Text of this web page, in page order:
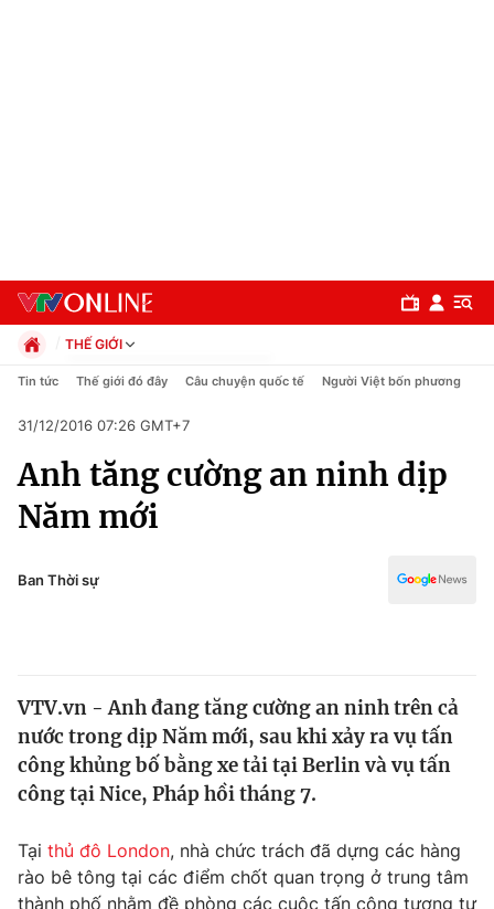
Chuyên mục
Chính trị
Thế giới
Tin tức
Thế giới đó đây
Câu chuyện quốc tế
Tài chính
Dữ liệu và đời sống
THẾ GIỚI
Chính trị
Pháp luật
Kinh tế
Thể thao
Truyền hình
Y tế
Tin tức Thế giới đó đây Câu chuyện quốc tế Người Việt bốn phương
31/12/2016 07:26 GMT+7
Anh tăng cường an ninh dịp
Năm mới
Ban Thời sự
VTV.vn - Anh đang tăng cường an ninh trên cả
nước trong dịp Năm mới, sau khi xảy ra vụ tấn
công khủng bố bằng xe tải tại Berlin và vụ tấn
công tại Nice, Pháp hồi tháng 7.
Tại thủ đô London, nhà chức trách đã dựng các hàng
rào bê tông tại các điểm chốt quan trọng ở trung tâm
thành phố nhằm đề phòng các cuộc tấn công tương tự